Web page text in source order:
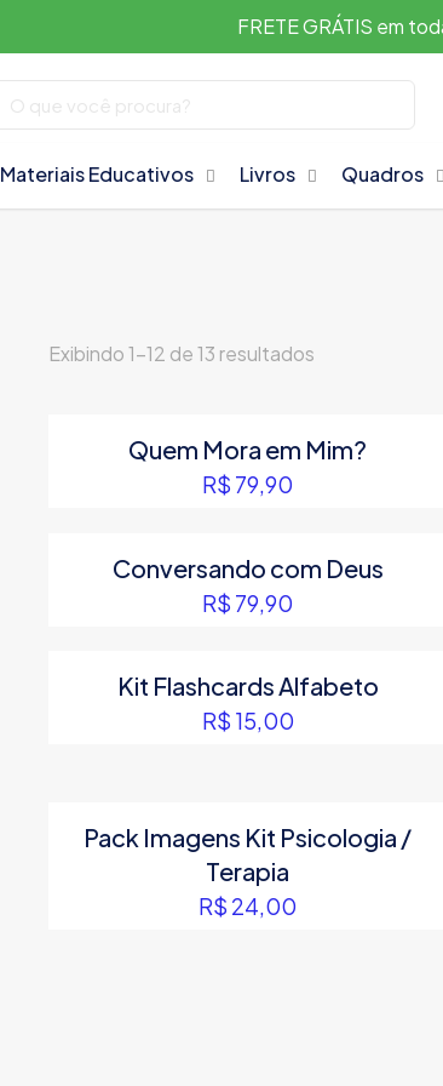
FRETE GRÁTIS em
Materiais Educativos Livros Quadros
Exibindo 1–12 de 13 resultados
Quem Mora em Mim?
R$ 79,90
Conversando com Deus
R$ 79,90
Kit Flashcards Alfabeto
R$ 15,00
Pack Imagens Kit Psicologia /
Terapia
R$ 24,00